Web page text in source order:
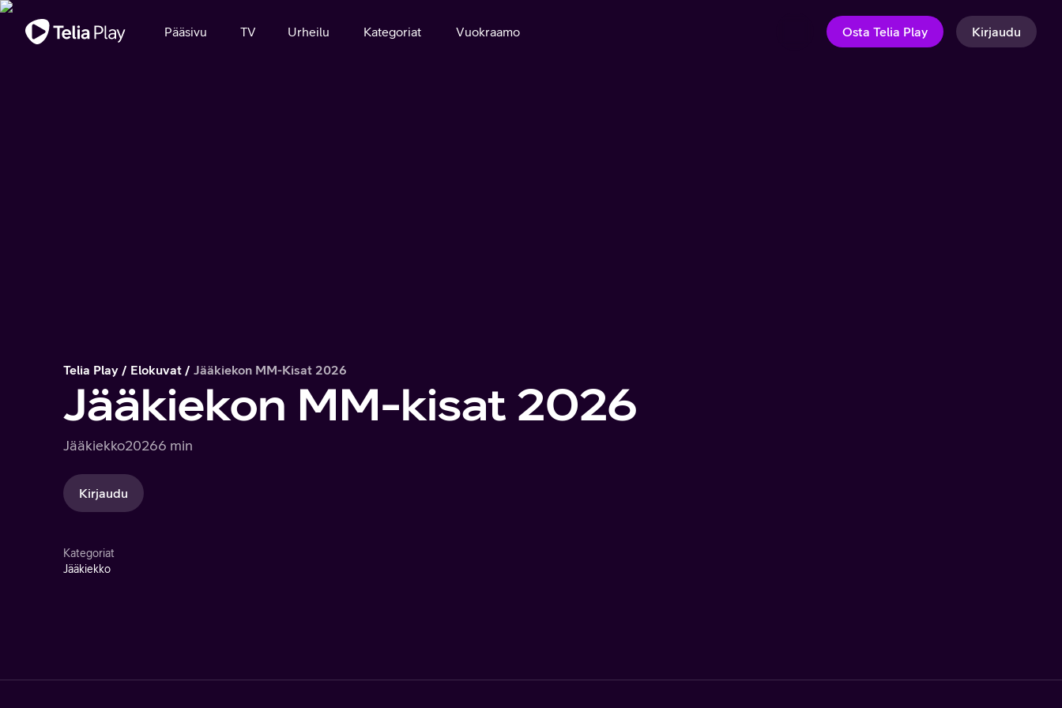
Tärkeä viesti
Pääsivu TV Urheilu Kategoriat Vuokraamo Osta Telia Play Kirjaudu
Telia Play Elokuvat Jääkiekon MM-Kisat 2026
Jääkiekon MM-kisat 2026
Jääkiekko20266 min
Kirjaudu
Kategoriat
Jääkiekko